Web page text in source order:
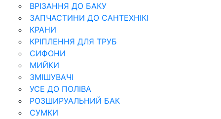
ВРІЗАННЯ ДО БАКУ
ЗАПЧАСТИНИ ДО САНТЕХНІКІ
КРАНИ
КРІПЛЕННЯ ДЛЯ ТРУБ
СИФОНИ
МИЙКИ
ЗМІШУВАЧІ
УСЕ ДО ПОЛІВА
РОЗШИРУАЛЬНИЙ БАК
СУМКИ